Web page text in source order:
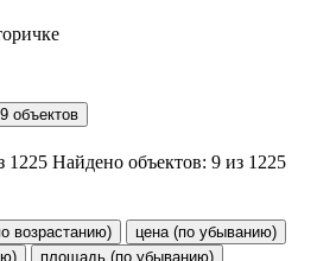
объектов
1225 Найдено объектов: 9 из 1225
возрастанию)
цена (по убыванию)
площадь (по убыванию)